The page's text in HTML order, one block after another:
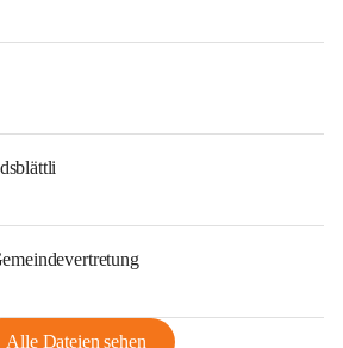
Alle Dateien sehen